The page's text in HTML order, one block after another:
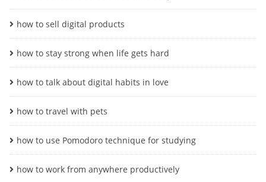
how to sell digital products
how to stay strong when life gets hard
how to talk about digital habits in love
how to travel with pets
how to use Pomodoro technique for studying
how to work from anywhere productively